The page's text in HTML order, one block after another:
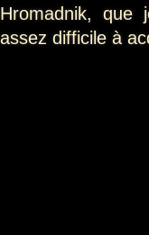
Hromadnik, que
assez difficile à